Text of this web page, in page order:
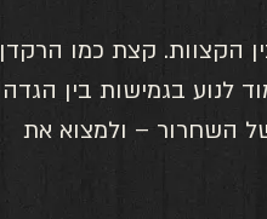
הקצוות. קצת כמו הרקדן
לנוע בגמישות בין הגדה
השחרור – ולמצוא את